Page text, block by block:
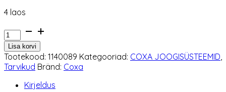
4 laos
Joogisüsteemi
isolatsiooniga
voolik
RACE
kogus
Lisa korvi
Tootekood: 1140089 Kategooriad: COXA JOOGISÜSTEEMID,
Tarvikud Bränd: Coxa
Kirjeldus